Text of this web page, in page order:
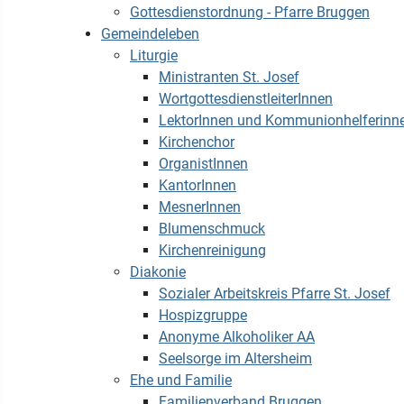
Gottesdienstordnung - Pfarre Bruggen
Gemeindeleben
Liturgie
Ministranten St. Josef
WortgottesdienstleiterInnen
LektorInnen und
Kirchenchor
OrganistInnen
KantorInnen
MesnerInnen
Blumenschmuck
Kirchenreinigung
Diakonie
Sozialer Arbeitskreis Pfarre St. Josef
Hospizgruppe
Anonyme Alkoholiker AA
Seelsorge im Altersheim
Ehe und Familie